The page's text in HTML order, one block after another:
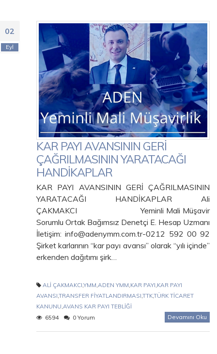
02
Eyl
KAR PAYI AVANSININ GERİ
ÇAĞRILMASININ YARATACAĞI
HANDİKAPLAR
KAR PAYI AVANSININ GERİ ÇAĞRILMASININ
YARATACAĞI HANDİKAPLAR Ali
ÇAKMAKCI Yeminli Mali Müşavir
Sorumlu Ortak Bağımsız Denetçi E. Hesap Uzmanı
İletişim: info@adenymm.com.tr-0212 592 00 92
Şirket karlarının “kar payı avansı” olarak “yılı içinde”
erkenden dağıtımı şirk…
ALİ ÇAKMAKCI,YMM,ADEN YMM,KAR PAYI,KAR PAYI
AVANSI,TRANSFER FİYATLANDIRMASI,TTK,TÜRK TİCARET
KANUNU,AVANS KAR PAYI TEBLİĞİ
6594
0 Yorum Devamını Oku